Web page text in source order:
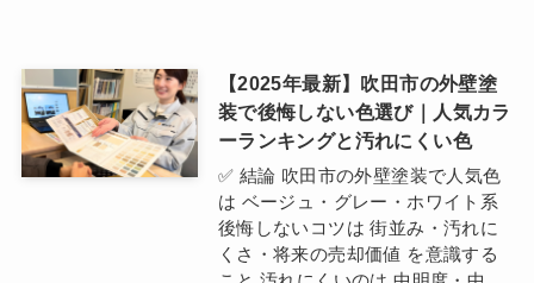
【2025年最新】吹田市の外壁塗
装で後悔しない色選び｜人気カラ
ーランキングと汚れにくい色
✅ 結論 吹田市の外壁塗装で人気色
は ベージュ・グレー・ホワイト系
後悔しないコツは 街並み・汚れに
くさ・将来の売却価値 を意識する